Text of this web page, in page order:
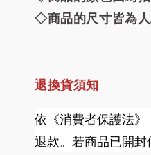
◇商品的尺寸皆為人
退換貨須知
依《消費者保護法》
退款。 若商品已開封